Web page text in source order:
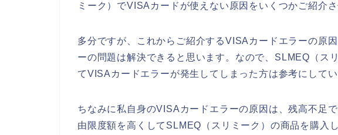
ミーク）でVISAカードが使えない原因をいくつかご紹介さ
多分ですが、これからご紹介するVISAカードエラーの原
ーの問題は解決できると思います。なので、SLMEQ（ス
てVISAカードエラーが発生してしまった方は参考にしてい
ちなみに私自身のVISAカードエラーの原因は、残高不足
由限度額を高くしてSLMEQ（スリミーク）の商品を購入